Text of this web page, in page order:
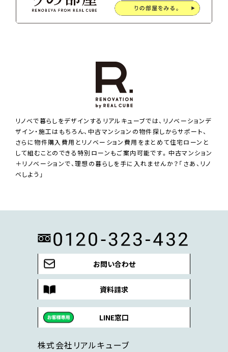
リノベで暮らしをデザインするリアルキューブでは、リノベーションデ
ザイン・施工はもちろん、中古マンションの物件探しからサポート、
さらに物件購入費用とリノベーション費用をまとめて住宅ローンと
して組むことのできる特別ローンもご案内可能です。中古マンション
＋リノベーションで、理想の暮らしを手に入れませんか？「さあ、リノ
ベしよう」
お問い合わせ
資料請求
LINE窓口
株式会社リアルキューブ